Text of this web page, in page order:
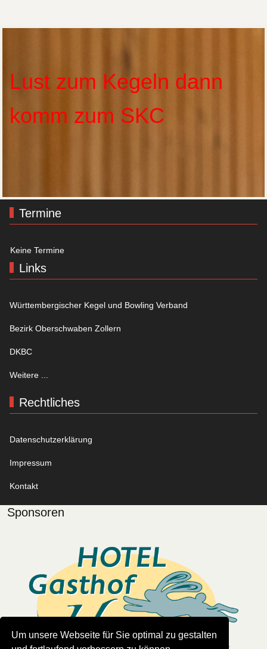
Um unsere Webseite für Sie optimal zu gestalten
Lust zum Kegeln dann
komm zum SKC
Termine
Keine Termine
Links
Württembergischer Kegel und Bowling Verband
Bezirk Oberschwaben Zollern
DKBC
Weitere ...
Rechtliches
Datenschutzerklärung
Impressum
Kontakt
Sponsoren